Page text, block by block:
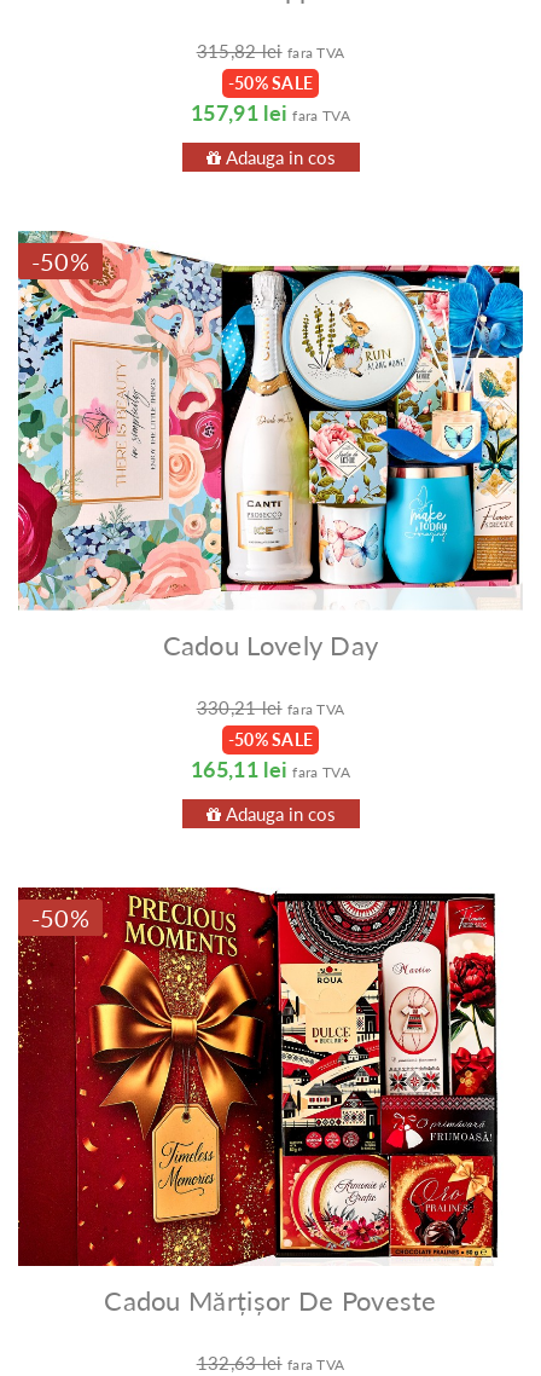
315,82 lei fara TVA
-50% SALE
157,91 lei fara TVA
Adauga in cos
-50%
Cadou Lovely Day
330,21 lei fara TVA
-50% SALE
165,11 lei fara TVA
Adauga in cos
-50%
Cadou Mărțișor De Poveste
132,63 lei fara TVA